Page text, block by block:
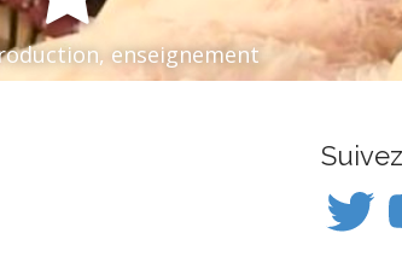
enseignement
Twitter